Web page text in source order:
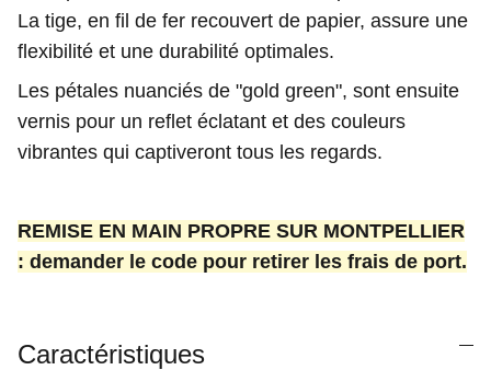
La tige, en fil de fer recouvert de papier, assure une
flexibilité et une durabilité optimales.
Les pétales nuanciés de "gold green", sont ensuite
vernis pour un reflet éclatant et des couleurs
vibrantes qui captiveront tous les regards.
REMISE EN MAIN PROPRE SUR MONTPELLIER
: demander le code pour retirer les frais de port.
Caractéristiques